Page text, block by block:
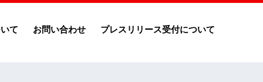
て お問い合わせ プレスリリース受付について